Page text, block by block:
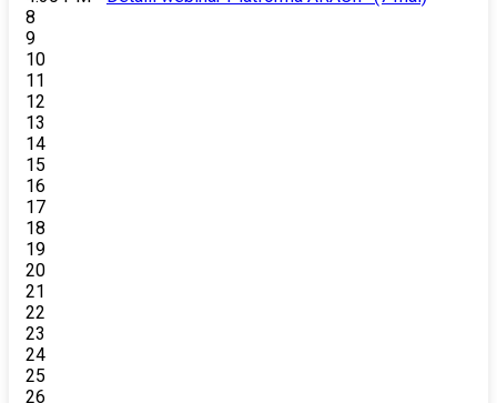
8
9
10
11
12
13
14
15
16
17
18
19
20
21
22
23
24
25
26